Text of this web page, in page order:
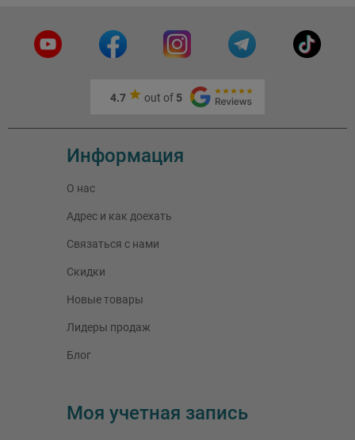
4.7 out of 5
Информация
О нас
Адрес и как доехать
Связаться с нами
Скидки
Новые товары
Лидеры продаж
Блог
Моя учетная запись